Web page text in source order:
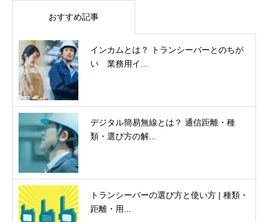
おすすめ記事
インカムとは？ トランシーバーとのちが
い 業務用イ...
デジタル簡易無線とは？ 通信距離・種
類・選び方の解...
トランシーバーの選び方と使い方 | 種類・
距離・用...